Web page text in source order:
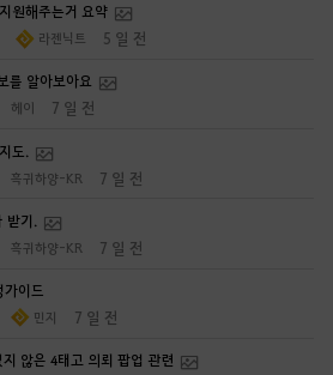
원해주는거 요약
라젠닉트 5 일 전
를 알아보아요
헤이 7 일 전
도.
흑귀하양-KR 7 일 전
받기.
흑귀하양-KR 7 일 전
이드
민지 7 일 전
않은 4태고 의뢰 팝업 관련